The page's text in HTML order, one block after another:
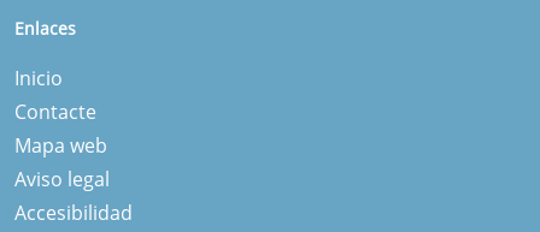
Enlaces
Inicio
Contacte
Mapa web
Aviso legal
Accesibilidad